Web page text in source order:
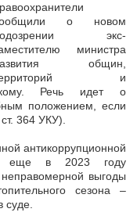
о новом
экс-
министра
общин,
и
Речь идет о
положением, если
364 УКУ).
антикоррупционной
еще в 2023 году
выгоды
сезона –
суде.